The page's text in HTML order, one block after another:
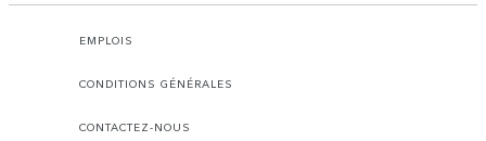
EMPLOIS
CONDITIONS GÉNÉRALES
CONTACTEZ-NOUS